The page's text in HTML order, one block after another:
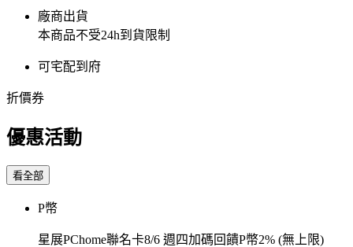
廠商出貨
本商品不受24h到貨限制
可宅配到府
折價券
優惠活動
看全部
P幣
星展PChome聯名卡8/6 週四加碼回饋P幣2% (無上限)